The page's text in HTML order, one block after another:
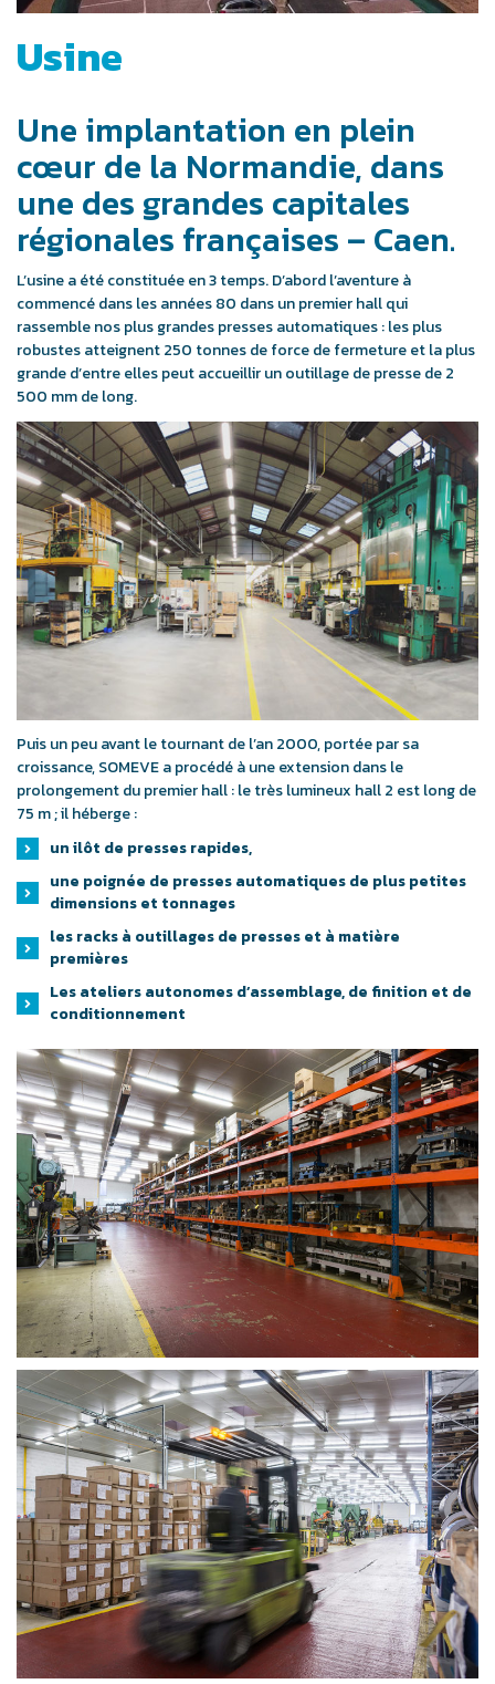
Usine
Une implantation en plein
cœur de la Normandie, dans
une des grandes capitales
régionales françaises – Caen.
L’usine a été constituée en 3 temps. D’abord l’aventure à
commencé dans les années 80 dans un premier hall qui
rassemble nos plus grandes presses automatiques : les plus
robustes atteignent 250 tonnes de force de fermeture et la plus
grande d’entre elles peut accueillir un outillage de presse de 2
500 mm de long.
Puis un peu avant le tournant de l’an 2000, portée par sa
croissance, SOMEVE a procédé à une extension dans le
prolongement du premier hall : le très lumineux hall 2 est long de
75 m ; il héberge :
un ilôt de presses rapides,
une poignée de presses automatiques de plus petites
dimensions et tonnages
les racks à outillages de presses et à matière
premières
Les ateliers autonomes d’assemblage, de finition et de
conditionnement